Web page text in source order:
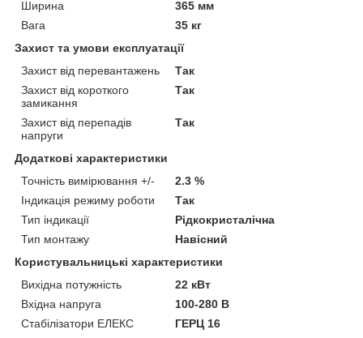
Ширина
365 мм
Вага
35 кг
Захист та умови експлуатації
Захист від перевантажень
Так
Захист від короткого
замикання
Так
Захист від перепадів
напруги
Так
Додаткові характеристики
Точність вимірювання +/-
2.3 %
Індикація режиму роботи
Так
Тип індикації
Рідкокристалічна
Тип монтажу
Навісний
Користувальницькі характеристики
Вихідна потужність
22 кВт
Вхідна напруга
100-280 В
Стабілізатори ЕЛЕКС
ГЕРЦ 16